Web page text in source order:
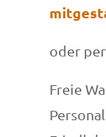
oder
Freie